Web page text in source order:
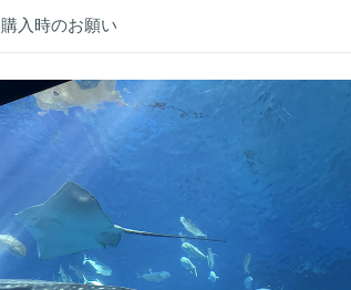
購入時のお願い